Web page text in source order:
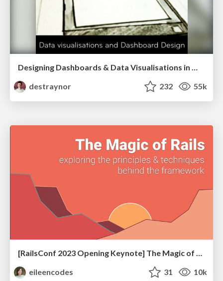
Designing Dashboards & Data Visualisations in Web Apps
destraynor
232 55k
[RailsConf 2023 Opening Keynote] The Magic of Rails
eileencodes
31 10k